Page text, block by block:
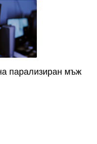
парализиран мъж